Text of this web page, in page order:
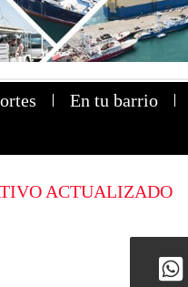
En tu barrio
ACTUALIZADO